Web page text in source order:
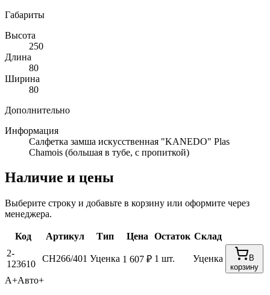
Габариты
Высота
250
Длина
80
Ширина
80
Дополнительно
Информация
Салфетка замша искусственная "KANEDO" Plas
Chamois (большая в тубе, с пропиткой)
Наличие и цены
Выберите строку и добавьте в корзину или оформите через
менеджера.
Код Артикул Тип Цена Остаток Склад
2-
123610
CH266/401 Уценка 1 607 ₽ 1 шт. Уценка
В
корзину
А+Авто+